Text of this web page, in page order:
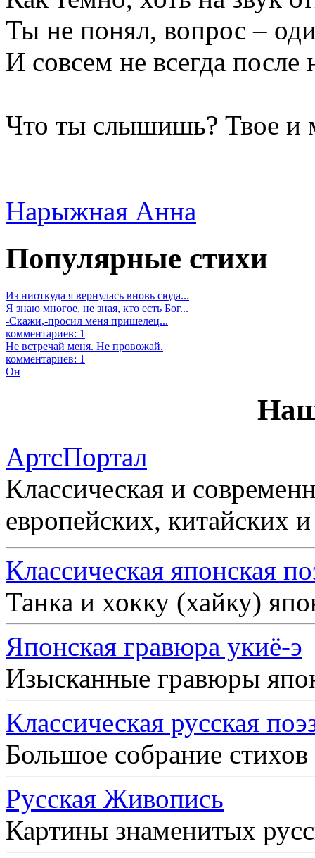
Ты не понял, вопрос –
И совсем не всегда после
Что ты слышишь? Твое и
Нарыжная Анна
Популярные стихи
Из ниоткуда я вернулась вновь сюда...
Я знаю многое, не зная, кто есть Бог...
-Скажи,-просил меня пришелец...
комментариев: 1
Не встречай меня. Не провожай.
комментариев: 1
Он
АртсПортал
Классическая и
европейских, китайских
Классическая японская
Танка и хокку (хайку)
Японская гравюра укиё-э
Изысканные гравюры
Классическая русская
Большое собрание
Русская Живопись
Картины знаменитых